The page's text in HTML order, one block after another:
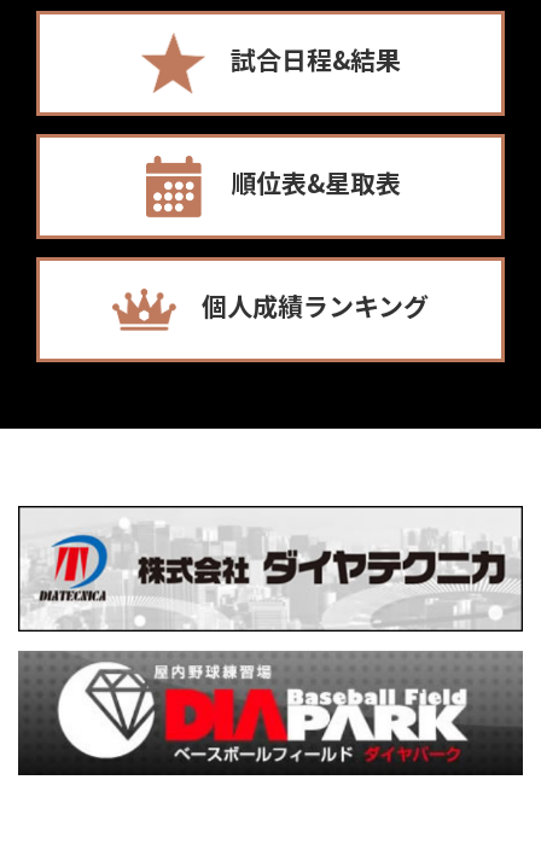
試合日程&結果
順位表&星取表
個人成績ランキング